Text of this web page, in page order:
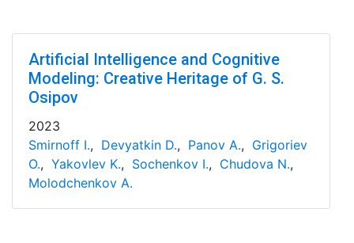
Artificial Intelligence and Cognitive
Modeling: Creative Heritage of G. S.
Osipov
2023
Smirnoff I., Devyatkin D., Panov A., Grigoriev
O., Yakovlev K., Sochenkov I., Chudova N.,
Molodchenkov A.